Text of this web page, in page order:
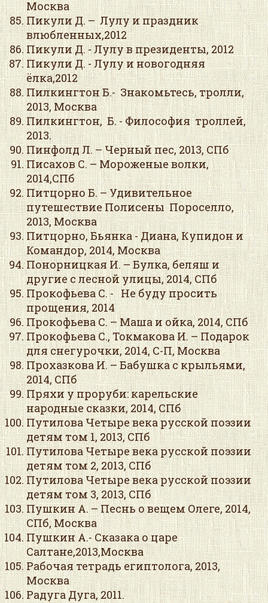
Москва
Пикули Д. – Лулу и праздник
влюбленных,2012
Пикули Д. - Лулу в президенты, 2012
Пикули Д. - Лулу и новогодняя
ёлка,2012
Пилкингтон Б.- Знакомьтесь, тролли,
2013, Москва
Пилкингтон, Б. - Философия троллей,
2013.
Пинфолд Л. – Черный пес, 2013, СПб
Писахов С. – Мороженые волки,
2014,СПб
Питцорно Б. – Удивительное
путешествие Полисены Пороселло,
2013, Москва
Питцорно, Бьянка - Диана, Купидон и
Командор, 2014, Москва
Понорницкая И. – Булка, беляш и
другие с лесной улицы, 2014, СПб
Прокофьева С. - Не буду просить
прощения, 2014
Прокофьева С. – Маша и ойка, 2014, СПб
Прокофьева С., Токмакова И. – Подарок
для снегурочки, 2014, С-П, Москва
Прохазкова И. – Бабушка с крыльями,
2014, СПб
Пряхи у проруби: карельские
народные сказки, 2014, СПб
Путилова Четыре века русской поэзии
детям том 1, 2013, СПб
Путилова Четыре века русской поэзии
детям том 2, 2013, СПб
Путилова Четыре века русской поэзии
детям том 3, 2013, СПб
Пушкин А. – Песнь о вещем Олеге, 2014,
СПб, Москва
Пушкин А.- Сказака о царе
Салтане,2013,Москва
Рабочая тетрадь египтолога, 2013,
Москва
Радуга Дуга, 2011.